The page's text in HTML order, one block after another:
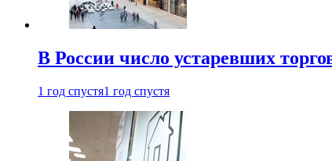
В России число устаревших
1 год спустя1 год спустя